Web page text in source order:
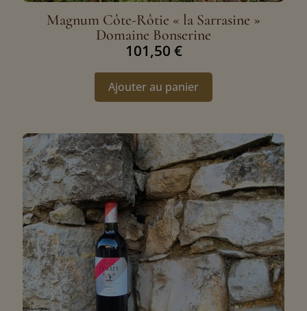
Magnum Côte-Rôtie « la Sarrasine »
Domaine Bonserine
101,50 €
Ajouter au panier